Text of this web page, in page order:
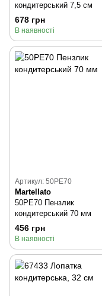
кондитерський 7,5 см
678 грн
В наявності
Артикул: 50PE70
Martellato
50PE70 Пензлик
кондитерський 70 мм
456 грн
В наявності